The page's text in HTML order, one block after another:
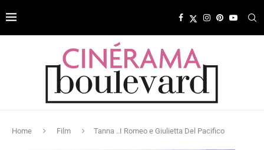
Home Film Tanna ..I Romeo e Giulietta Del Pacifico